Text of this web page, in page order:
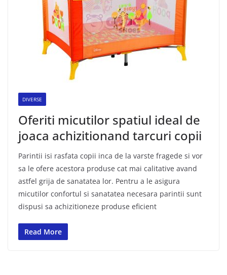
DIVERSE
Oferiti micutilor spatiul ideal de
joaca achizitionand tarcuri copii
Parintii isi rasfata copii inca de la varste fragede si vor
sa le ofere acestora produse cat mai calitative avand
astfel grija de sanatatea lor. Pentru a le asigura
micutilor confortul si sanatatea necesara parintii sunt
dispusi sa achizitioneze produse eficient
Read More